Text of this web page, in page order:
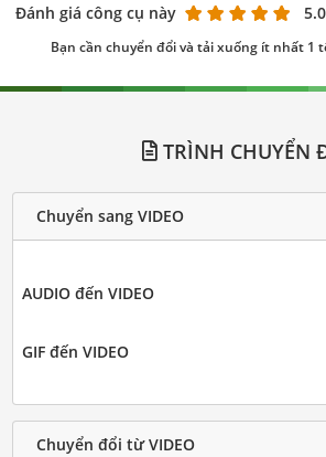
Đánh giá công cụ này 5.0
Bạn cần chuyển đổi và tải xuống ít nhất 1
TRÌNH CHUYỂN
Chuyển sang VIDEO
AUDIO đến VIDEO
GIF đến VIDEO
Chuyển đổi từ VIDEO